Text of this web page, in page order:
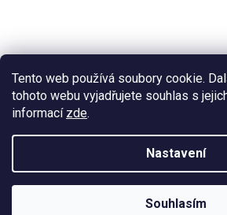
Tento web používá soubory cookie.
tohoto webu vyjadřujete souhlas s
informací zde.
Nastavení
Souhlasím